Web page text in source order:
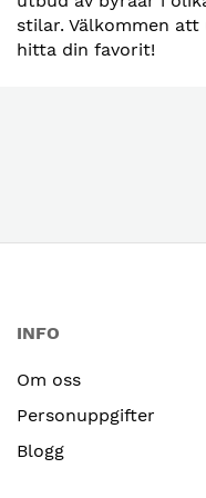
stilar. Välkommen
hitta din favorit!
INFO
Om oss
Personuppgifter
Blogg